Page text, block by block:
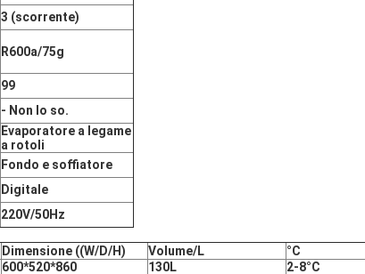
3 (scorrente)
R600a/75g
99
- Non lo so.
Evaporatore a legame
a rotoli
Fondo e soffiatore
Digitale
220V/50Hz
Dimensione ((W/D/H) Volume/L °C
600*520*860 130L 2-8°C